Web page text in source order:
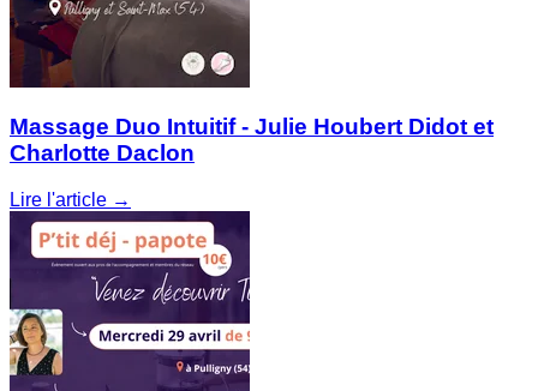
Massage Duo Intuitif - Julie Houbert Didot et
Charlotte Daclon
Lire l'article →